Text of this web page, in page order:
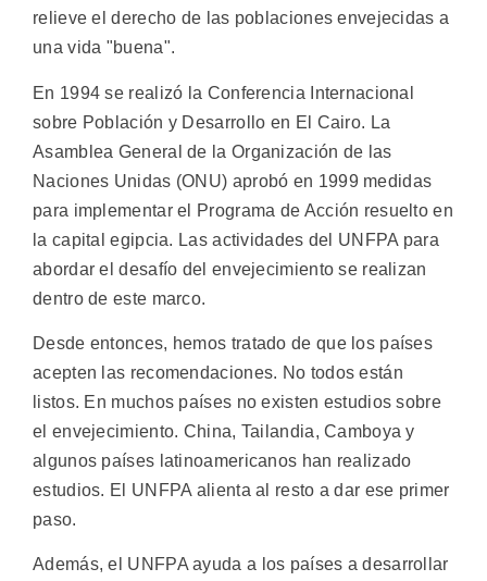
relieve el derecho de las poblaciones envejecidas a
una vida "buena".
En 1994 se realizó la Conferencia Internacional
sobre Población y Desarrollo en El Cairo. La
Asamblea General de la Organización de las
Naciones Unidas (ONU) aprobó en 1999 medidas
para implementar el Programa de Acción resuelto en
la capital egipcia. Las actividades del UNFPA para
abordar el desafío del envejecimiento se realizan
dentro de este marco.
Desde entonces, hemos tratado de que los países
acepten las recomendaciones. No todos están
listos. En muchos países no existen estudios sobre
el envejecimiento. China, Tailandia, Camboya y
algunos países latinoamericanos han realizado
estudios. El UNFPA alienta al resto a dar ese primer
paso.
Además, el UNFPA ayuda a los países a desarrollar